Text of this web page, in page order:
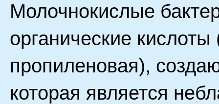
Молочнокислые
органические
пропиленовая),
которая является